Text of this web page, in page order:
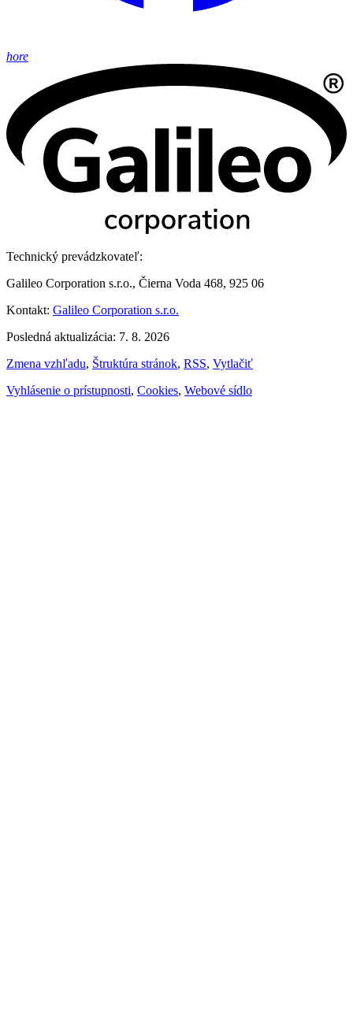
hore
Technický prevádzkovateľ:
Galileo Corporation s.r.o., Čierna Voda 468, 925 06
Kontakt: Galileo Corporation s.r.o.
Posledná aktualizácia: 7. 8. 2026
Zmena vzhľadu, Štruktúra stránok, RSS, Vytlačiť
Vyhlásenie o prístupnosti, Cookies, Webové sídlo